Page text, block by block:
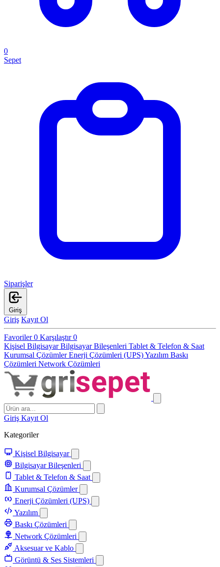
0
Sepet
Siparişler
Giriş
Giriş Kayıt Ol
Favoriler0 Karşılaştır0
Kişisel BilgisayarBilgisayar Bileşenleri Tablet & Telefon & Saat
Kurumsal ÇözümlerEnerji Çözümleri (UPS)Yazılım Baskı
Çözümleri Network Çözümleri
Giriş Kayıt Ol
Kategoriler
Kişisel Bilgisayar
Bilgisayar Bileşenleri
Tablet & Telefon & Saat
Kurumsal Çözümler
Enerji Çözümleri (UPS)
Yazılım
Baskı Çözümleri
Network Çözümleri
Aksesuar ve Kablo
Görüntü & Ses Sistemleri